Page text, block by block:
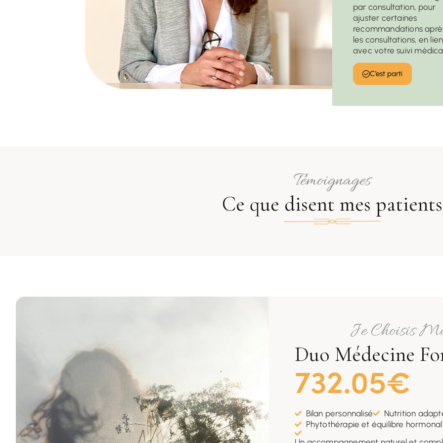
par consultation, pour
ajuster certaines
recommandations
les consultations, en lien
avec votre suivi
C’est parti
Témoignages
Ce que disent mes patients
Je Choisis
Duo Médecine
732.05€
Bilan personnalisé Nutrition
Phytothérapie et équilibre